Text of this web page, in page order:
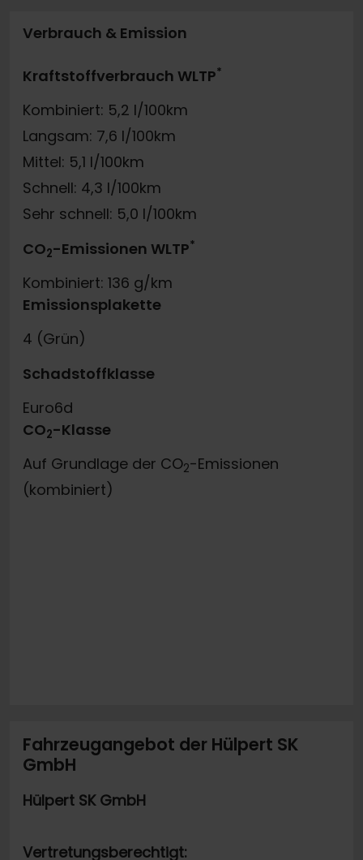
Verbrauch & Emission
Kraftstoffverbrauch WLTP*
Kombiniert: 5,2 l/100km
Langsam: 7,6 l/100km
Mittel: 5,1 l/100km
Schnell: 4,3 l/100km
Sehr schnell: 5,0 l/100km
CO2-Emissionen WLTP*
Kombiniert: 136 g/km
Emissionsplakette
4 (Grün)
Schadstoffklasse
Euro6d
CO2-Klasse
Auf Grundlage der CO2-Emissionen
(kombiniert)
Fahrzeugangebot der Hülpert SK
GmbH
Hülpert SK GmbH
Vertretungsberechtigt: